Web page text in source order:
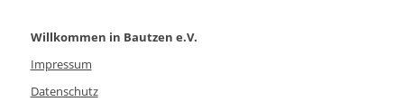
Willkommen in Bautzen e.V.
Impressum
Datenschutz